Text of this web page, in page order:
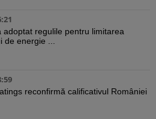
adoptat regulile pentru limitarea
de energie ...
reconfirmă calificativul României